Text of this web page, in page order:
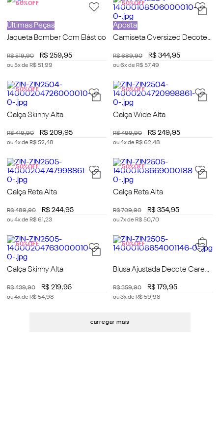
50%OFF
Últimas Peças
Jaqueta Bomber Com Elástico
R$519,90 R$ 259,95
ou5x de R$ 51 ,99
50%OFF
Aposta
Camiseta Oversized Decote
Alongada
R$689,90 R$ 344,95
ou6x de R$ 57,49
50%OFF
Calça Skinny Alta
R$419,90 R$ 209,95
ou4x de R$ 52,48
50%OFF
Calça Wide Alta
R$499,90 R$ 249,95
ou4x de R$ 62,48
50%OFF
Calça Reta Alta
R$489,90 R$ 244,95
ou4x de R$ 61 ,23
50%OFF
Calça Reta Alta
R$709,90 R$ 354,95
ou7x de R$ 50,70
50%OFF
Calça Skinny Alta
R$439,90 R$ 219,95
ou4x de R$ 54,98
50%OFF
Blusa Ajustada Decote Careca
R$359,90 R$ 179,95
ou3x de R$ 59,98